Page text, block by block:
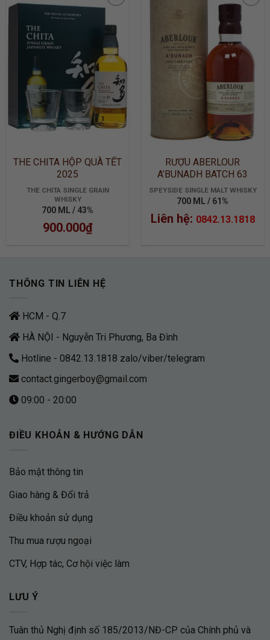
WISHLIST
THE CHITA HỘP QUÀ TẾT
2025
THE CHITA SINGLE GRAIN
WHISKY
700 ML / 43%
900.000₫
ADD TO
WISHLIST
RƯỢU ABERLOUR
A’BUNADH BATCH 63
SPEYSIDE SINGLE MALT WHISKY
700 ML / 61%
Liên hệ: 0842.13.1818
THÔNG TIN LIÊN HỆ
HCM - Q.7
HÀ NỘI - Nguyễn Tri Phương, Ba Đình
Hotline - 0842.13.1818 zalo/viber/telegram
contact.gingerboy@gmail.com
09:00 - 20:00
ĐIỀU KHOẢN & HƯỚNG DẪN
Bảo mật thông tin
Giao hàng & Đổi trả
Điều khoản sử dụng
Thu mua rượu ngoại
CTV, Hợp tác, Cơ hội việc làm
LƯU Ý
Tuân thủ Nghị định số 185/2013/NĐ-CP của Chính phủ và